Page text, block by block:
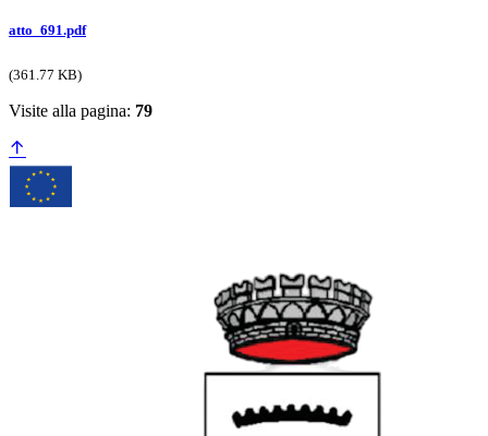
atto_691.pdf
(361.77 KB)
Visite alla pagina: 79